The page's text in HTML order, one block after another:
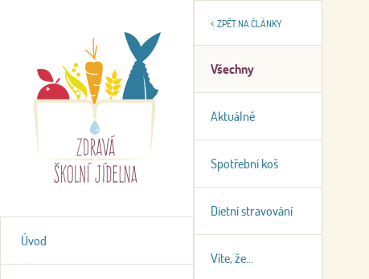
Úvod
< ZPĚT NA ČLÁNKY
Všechny
Aktuálně
Spotřební koš
Dietní stravování
Víte, že...